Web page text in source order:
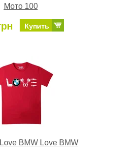
Мото 100
Купить
BMW Love BMW